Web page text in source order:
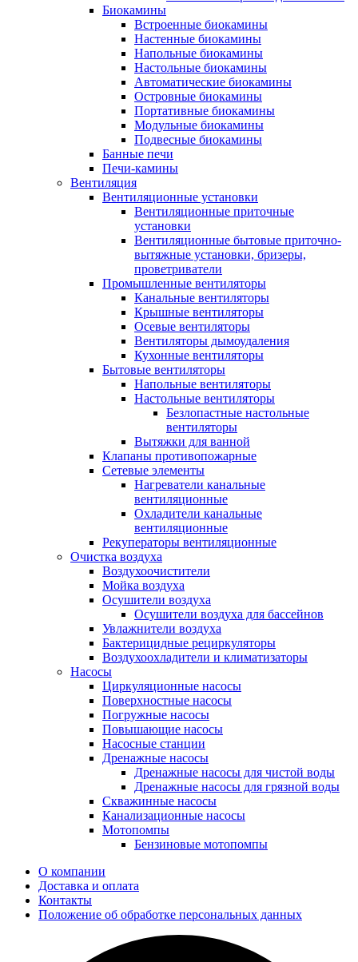
Биокамины
Встроенные биокамины
Настенные биокамины
Напольные биокамины
Настольные биокамины
Автоматические биокамины
Островные биокамины
Портативные биокамины
Модульные биокамины
Подвесные биокамины
Банные печи
Печи-камины
Вентиляция
Вентиляционные установки
Вентиляционные приточные
установки
Вентиляционные бытовые приточно-
вытяжные установки, бризеры,
проветриватели
Промышленные вентиляторы
Канальные вентиляторы
Крышные вентиляторы
Осевые вентиляторы
Вентиляторы дымоудаления
Кухонные вентиляторы
Бытовые вентиляторы
Напольные вентиляторы
Настольные вентиляторы
Безлопастные настольные
вентиляторы
Вытяжки для ванной
Клапаны противопожарные
Сетевые элементы
Нагреватели канальные
вентиляционные
Охладители канальные
вентиляционные
Рекуператоры вентиляционные
Очистка воздуха
Воздухоочистители
Мойка воздуха
Осушители воздуха
Осушители воздуха для бассейнов
Увлажнители воздуха
Бактерицидные рециркуляторы
Воздухоохладители и климатизаторы
Насосы
Циркуляционные насосы
Поверхностные насосы
Погружные насосы
Повышающие насосы
Насосные станции
Дренажные насосы
Дренажные насосы для чистой воды
Дренажные насосы для грязной воды
Скважинные насосы
Канализационные насосы
Мотопомпы
Бензиновые мотопомпы
О компании
Доставка и оплата
Контакты
Положение об обработке персональных данных